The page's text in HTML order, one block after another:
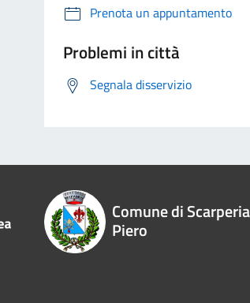
Prenota un appuntamento
Problemi in città
Segnala disservizio
Comune di
Piero